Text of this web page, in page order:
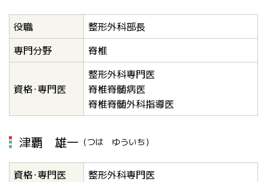
役職
整形外科部長
専門分野
脊椎
資格･専門医
整形外科専門医
脊椎脊髄病医
脊椎脊髄外科指導医
津覇 雄一 （つは ゆういち）
資格･専門医 整形外科専門医